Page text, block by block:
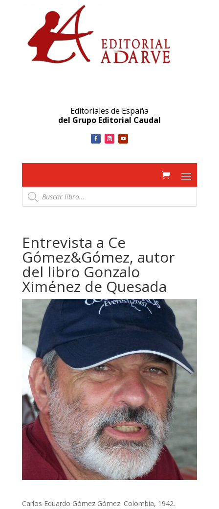
Editoriales de España
del Grupo Editorial Caudal
Búsqueda
de
productos
Entrevista a Ce
Gómez&Gómez, autor
del libro Gonzalo
Ximénez de Quesada
Carlos Eduardo Gómez Gómez. Colombia, 1942.